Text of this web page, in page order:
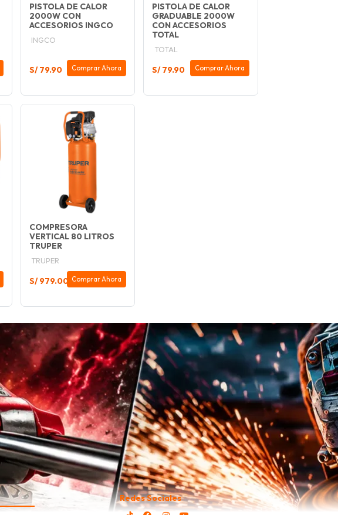
PISTOLA DE CALOR
2000W CON
ACCESORIOS INGCO
INGCO
S/ 79.90 Comprar Ahora
PISTOLA DE CALOR
GRADUABLE 2000W
CON ACCESORIOS
TOTAL
TOTAL
S/ 79.90 Comprar Ahora
COMPRESORA
VERTICAL 80 LITROS
TRUPER
TRUPER
S/ 979.00 Comprar Ahora
Redes Sociales